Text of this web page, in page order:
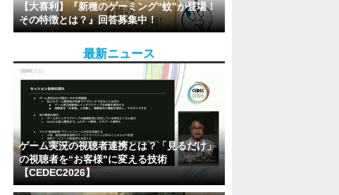
【大喜利】『新種のゲーミング“蚊”が登場！
その特徴とは？』回答募集中！
最新ニュース
ゲーム実況の視聴者連携とは？「見るだけ」
の視聴者を“お客様"に変える技術
【CEDEC2026】